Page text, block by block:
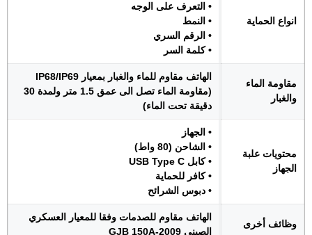
انواع الحماية
• التعرف على الوجه
• النمط
• الرقم السري
• كلمة السر
مقاومة الماء
والغبار
الهاتف مقاوم للماء والغبار بمعيار IP68/IP69
(مقاومة الماء تصل الى عمق 1.5 متر ولمدة 30
دقيقة تحت الماء)
محتويات علبة
الجهاز
• الجهاز
• الشاحن (80 واط)
• كابل USB Type C
• كافر للحماية
• دبوس الشرائح
وظائف أخرى
الهاتف مقاوم للصدمات وفقا للمعيار العسكري
الصيني GJB 150A-2009